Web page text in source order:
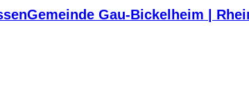
Gemeinde Gau-Bickelheim |